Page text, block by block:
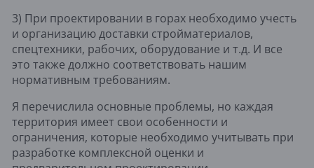
3) При проектировании в горах необходимо учесть
и организацию доставки стройматериалов,
спецтехники, рабочих, оборудование и т.д. И все
это также должно соответствовать нашим
нормативным требованиям.
Я перечислила основные проблемы, но каждая
территория имеет свои особенности и
ограничения, которые необходимо учитывать при
разработке комплексной оценки и